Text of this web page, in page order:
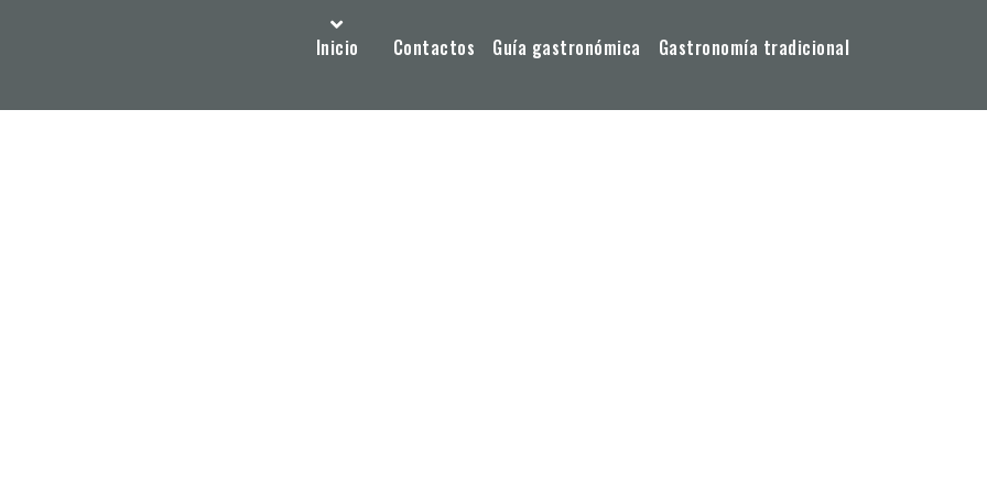
Inicio Contactos Guía gastronómica Gastronomía tradicional